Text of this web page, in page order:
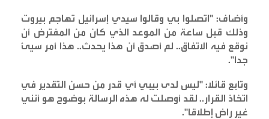
وأضاف: "اتصلوا بي وقالوا سيدي إسرائيل تهاجم بيروت
وذلك قبل ساعة من الموعد الذي كان من المفترض أن
نوقع فيه الاتفاق.. لم أصدق أن هذا يحدث.. هذا أمر سيئ
جدا".
وتابع قائلا: "ليس لدى بيبي أي قدر من حسن التقدير في
اتخاذ القرار.. لقد أوصلت له هذه الرسالة بوضوح هو أنني
غير راض إطلاقا".